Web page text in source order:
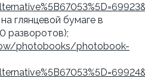
глянцевой бумаге в
разворотов);
photobooks/photobook-